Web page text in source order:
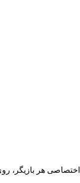
هر بازیگر، روی